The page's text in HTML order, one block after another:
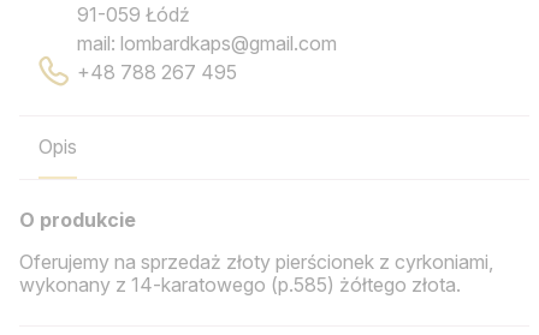
91-059 Łódź
mail: lombardkaps@gmail.com
+48 788 267 495
Opis
O produkcie
Oferujemy na sprzedaż złoty pierścionek z cyrkoniami,
wykonany z 14-karatowego (p.585) żółtego złota.